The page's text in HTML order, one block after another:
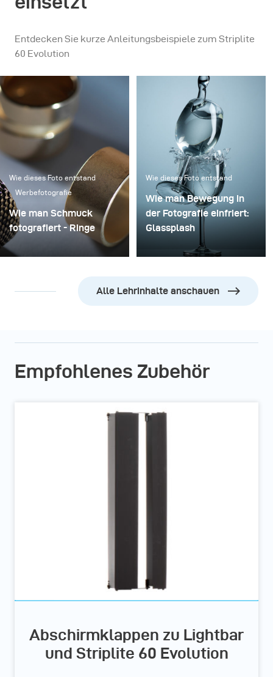
Entdecken Sie kurze Anleitungsbeispiele zum Striplite
60 Evolution
Wie dieses Foto entstand
Werbefotografie
Wie man Schmuck
fotografiert - Ringe
Wie dieses Foto entstand
Wie man Bewegung in
der Fotografie einfriert:
Glassplash
Alle Lehrinhalte anschauen
Empfohlenes Zubehör
Abschirmklappen zu Lightbar
und Striplite 60 Evolution